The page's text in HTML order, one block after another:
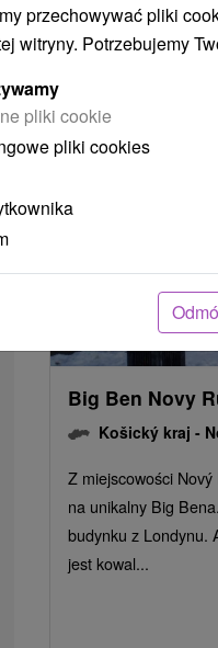
Big Ben Novy
Košický kraj -
Z miejscowości
na unikalny Big
budynku z Londynu.
jest kowal...
przechowywać pliki
witryny. Potrzebujemy
pliki cookie
pliki cookies